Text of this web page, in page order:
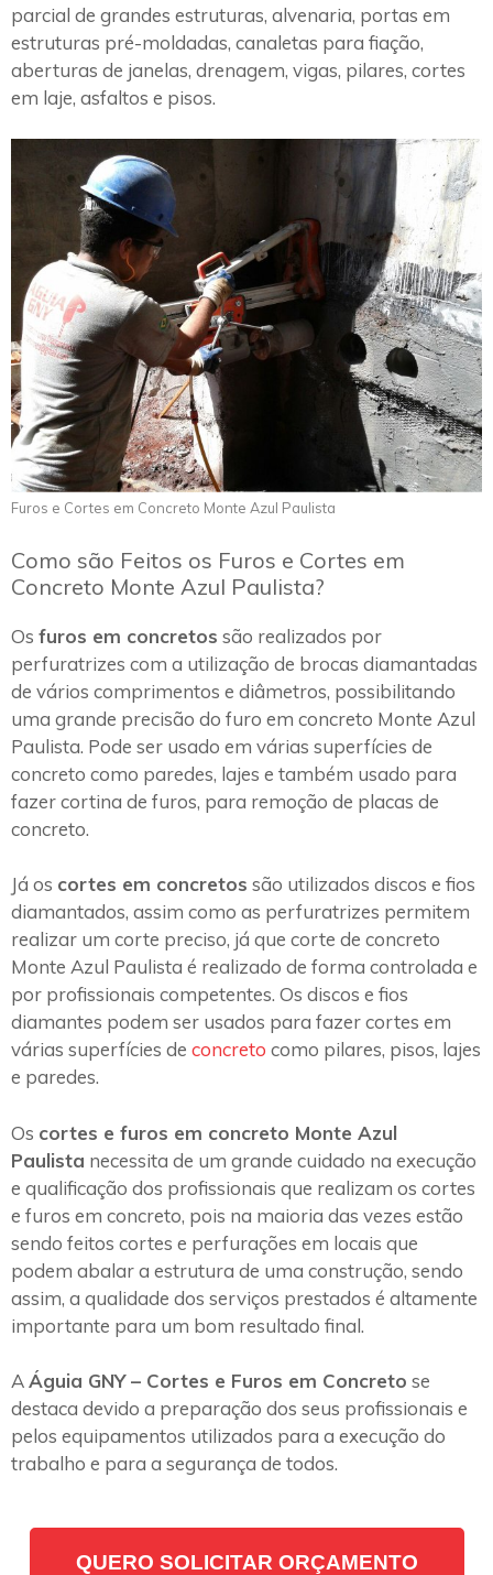
parcial de grandes estruturas, alvenaria, portas em
estruturas pré-moldadas, canaletas para fiação,
aberturas de janelas, drenagem, vigas, pilares, cortes
em laje, asfaltos e pisos.
Furos e Cortes em Concreto Monte Azul Paulista
Como são Feitos os Furos e Cortes em
Concreto Monte Azul Paulista?
Os furos em concretos são realizados por
perfuratrizes com a utilização de brocas diamantadas
de vários comprimentos e diâmetros, possibilitando
uma grande precisão do furo em concreto Monte Azul
Paulista. Pode ser usado em várias superfícies de
concreto como paredes, lajes e também usado para
fazer cortina de furos, para remoção de placas de
concreto.
Já os cortes em concretos são utilizados discos e fios
diamantados, assim como as perfuratrizes permitem
realizar um corte preciso, já que corte de concreto
Monte Azul Paulista é realizado de forma controlada e
por profissionais competentes. Os discos e fios
diamantes podem ser usados para fazer cortes em
várias superfícies de concreto como pilares, pisos, lajes
e paredes.
Os cortes e furos em concreto Monte Azul
Paulista necessita de um grande cuidado na execução
e qualificação dos profissionais que realizam os cortes
e furos em concreto, pois na maioria das vezes estão
sendo feitos cortes e perfurações em locais que
podem abalar a estrutura de uma construção, sendo
assim, a qualidade dos serviços prestados é altamente
importante para um bom resultado final.
AÁguia GNY – Cortes e Furos em Concreto se
destaca devido a preparação dos seus profissionais e
pelos equipamentos utilizados para a execução do
trabalho e para a segurança de todos.
QUERO SOLICITAR ORÇAMENTO